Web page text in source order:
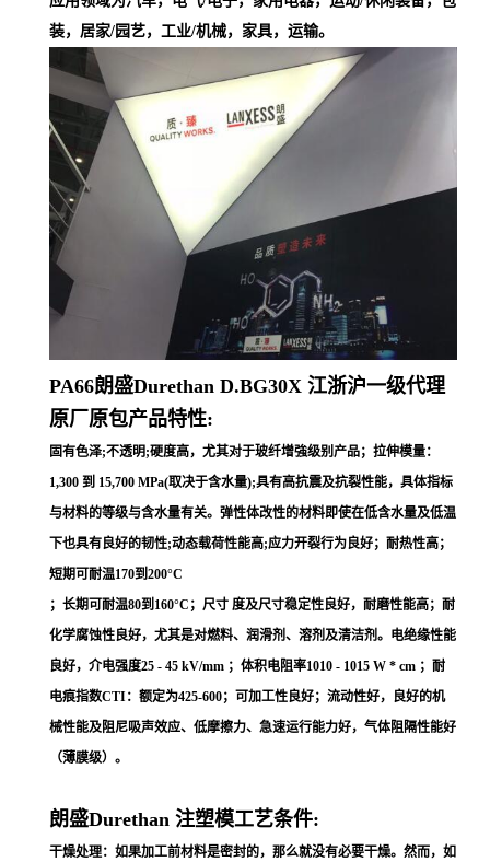
装，居家/园艺，工业/机械，家具，运输。
PA66朗盛Durethan D.BG30X 江浙沪一级代理
原厂原包产品特性:
固有色泽;不透明;硬度高，尤其对于玻纤增強级别产品；拉伸模量：
1,300 到 15,700 MPa(取决于含水量);具有高抗震及抗裂性能，具体指标
与材料的等级与含水量有关。弹性体改性的材料即使在低含水量及低温
下也具有良好的韧性;动态载荷性能高;应力开裂行为良好；耐热性高；
短期可耐温170到200°C
；长期可耐温80到160°C；尺寸 度及尺寸稳定性良好，耐磨性能高；耐
化学腐蚀性良好，尤其是对燃料、润滑剂、溶剂及清洁剂。电绝缘性能
良好，介电强度25 - 45 kV/mm ；体积电阻率1010 - 1015 W * cm ；耐
电痕指数CTI：额定为425-600；可加工性良好；流动性好，良好的机
械性能及阻尼吸声效应、低摩擦力、急速运行能力好，气体阻隔性能好
（薄膜级）。
朗盛Durethan 注塑模工艺条件:
干燥处理：如果加工前材料是密封的，那么就没有必要干燥。然而，如